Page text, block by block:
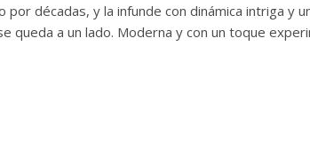
décadas, y la infunde con dinámica intriga y
queda a un lado. Moderna y con un toque